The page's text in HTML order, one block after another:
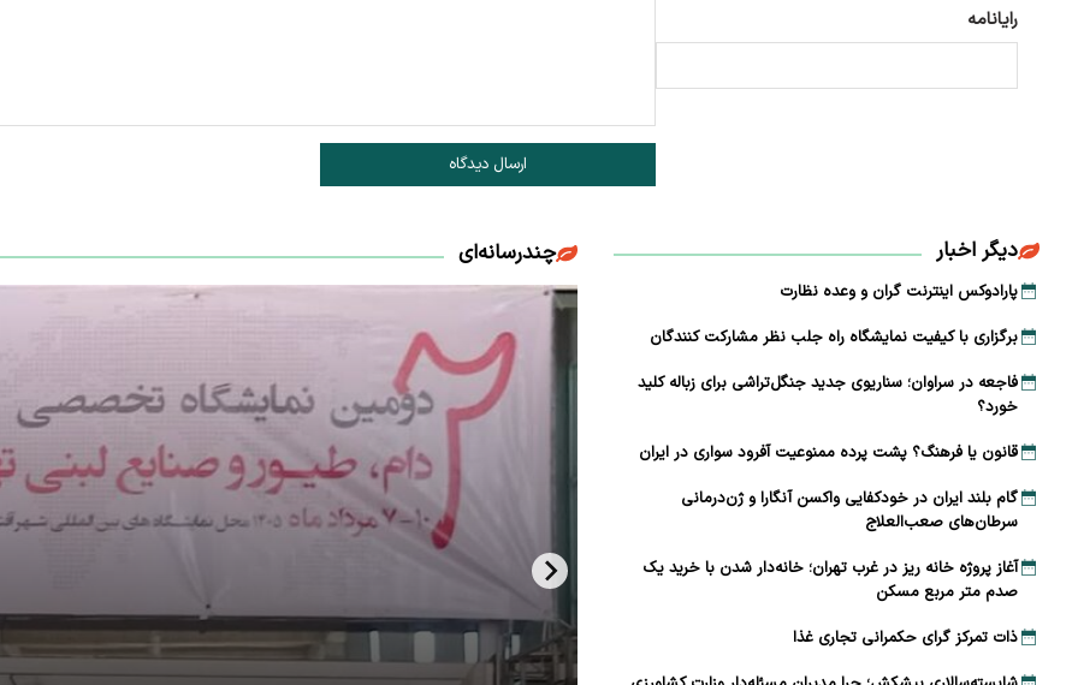
رایانامه
ارسال دیدگاه
دیگر اخبار
پارادوکس اینترنت گران و وعده نظارت
برگزاری با کیفیت نمایشگاه راه جلب نظر مشارکت‌ کنندگان
فاجعه در سراوان؛ سناریوی جدید جنگل‌تراشی برای زباله کلید
خورد؟
قانون یا فرهنگ؟ پشت پرده ممنوعیت آفرود سواری در ایران
گام بلند ایران در خودکفایی واکسن آنگارا و ژن‌درمانی
سرطان‌های صعب‌العلاج
آغاز پروژه خانه ریز در غرب تهران؛ خانه‌دار شدن با خرید یک
صدم متر مربع مسکن
ذات تمرکز گرای حکمرانی تجاری غذا
چندرسانه‌ای